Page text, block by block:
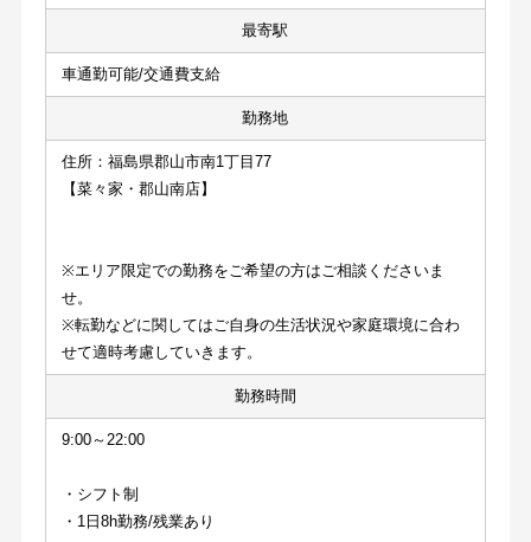
最寄駅
車通勤可能/交通費支給
勤務地
住所：福島県郡山市南1丁目77
【菜々家・郡山南店】
※エリア限定での勤務をご希望の方はご相談くださいま
せ。
※転勤などに関してはご自身の生活状況や家庭環境に合わ
せて適時考慮していきます。
勤務時間
9:00～22:00
・シフト制
・1日8h勤務/残業あり